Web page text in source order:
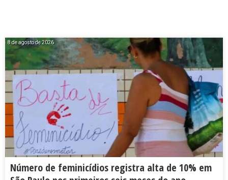
8 de agosto de 2026
Número de feminicídios registra alta de 10% em